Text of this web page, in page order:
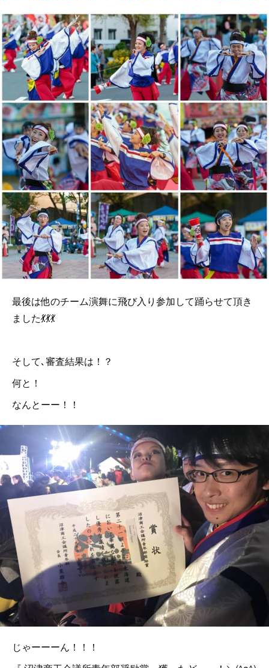
最後は他のチーム演舞に飛び入り参加して踊らせて頂き
ました💃💃💃
そして､審査結果は！？
何と！
なんとーー！！
じゃーーーん！！！